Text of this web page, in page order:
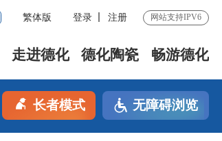
繁体版 登录 注册 网站支持IPV6
走进德化 德化陶瓷 畅游德化
长者模式 无障碍浏览